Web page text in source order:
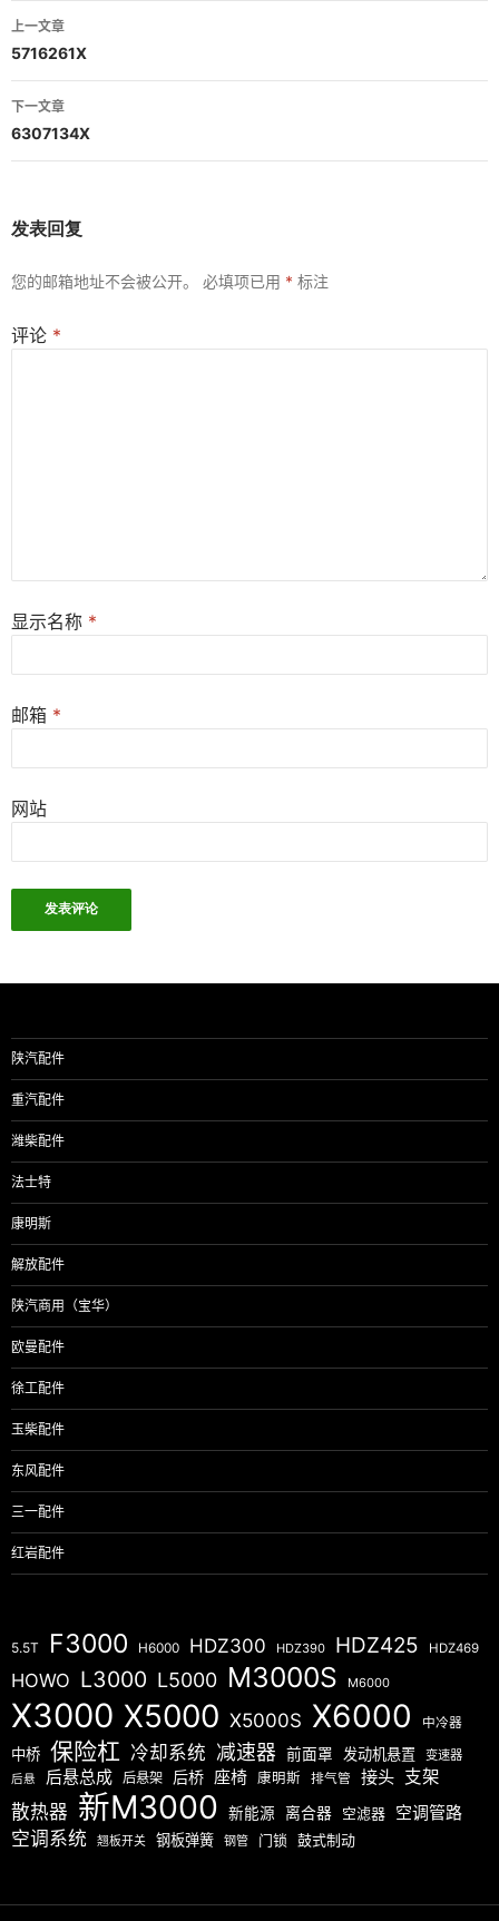
文
章
导
航
上一文章
5716261X
下一文章
6307134X
发表回复
您的邮箱地址不会被公开。 必填项已用 * 标注
评论 *
显示名称 *
邮箱 *
网站
陕汽配件
重汽配件
潍柴配件
法士特
康明斯
解放配件
陕汽商用（宝华）
欧曼配件
徐工配件
玉柴配件
东风配件
三一配件
红岩配件
5.5T F3000 H6000 HDZ300 HDZ390 HDZ425 HDZ469
HOWO L3000 L5000 M3000S M6000
X3000 X5000 X5000S X6000 中冷器
中桥 保险杠 冷却系统 减速器 前面罩 发动机悬置 变速器
后悬 后悬总成 后悬架 后桥 座椅 康明斯 排气管 接头 支架
散热器 新M3000 新能源 离合器 空滤器 空调管路
空调系统 翘板开关 钢板弹簧 钢管 门锁 鼓式制动